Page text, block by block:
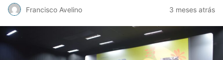
Francisco Avelino 3 meses atrás